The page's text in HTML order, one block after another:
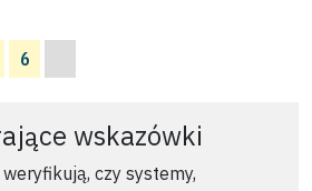
6
wskazówki
czy systemy,